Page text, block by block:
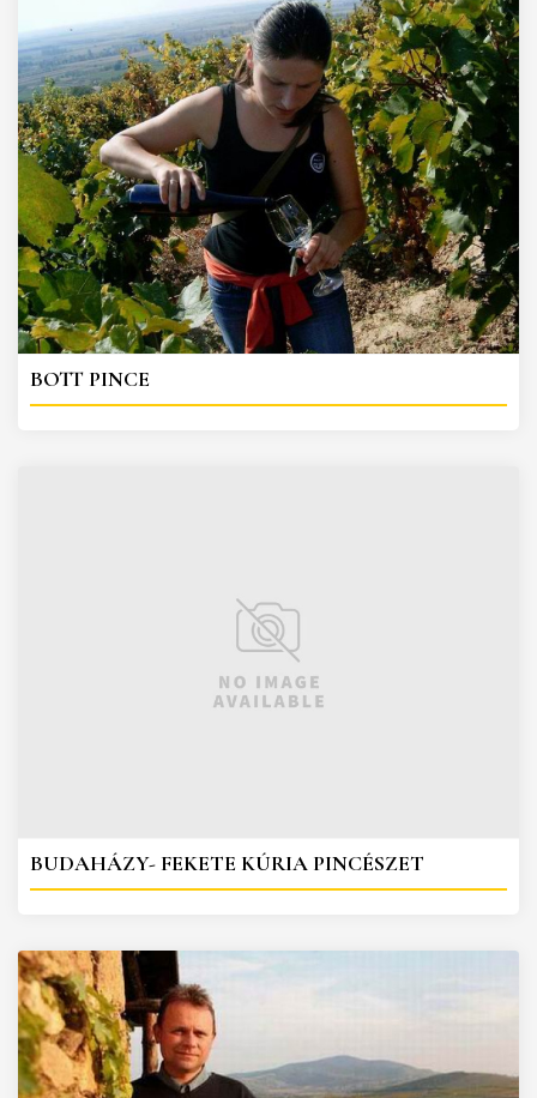
BOTT PINCE
BUDAHÁZY- FEKETE KÚRIA PINCÉSZET